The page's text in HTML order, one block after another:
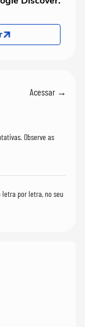
Acessar →
Observe as
por letra, no seu